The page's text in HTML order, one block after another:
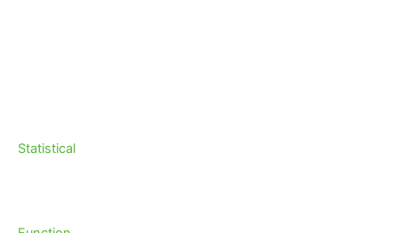
Statistical